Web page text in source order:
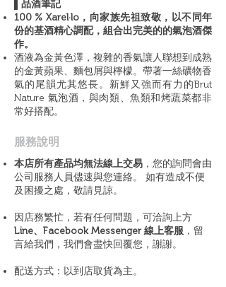
▌品酒筆記
100 % Xarel·lo，向家族先祖致敬，以不同年
份的基酒精心調配，組合出完美的的氣泡酒傑
作。
酒液為金黃色澤，複雜的香氣讓人聯想到成熟
的金黃蘋果、麵包屑與檸檬。帶著一絲礦物香
氣的尾韻尤其悠長。新鮮又強而有力的Brut
Nature 氣泡酒，與肉類、魚類和烤蔬菜都非
常好搭配。
​服務說明
本店所有產品均無法線上交易 ，您的詢問會由
公司服務人員儘速與您連絡。 如有造成不便
及困擾之處，敬請見諒。
因店務繁忙，若有任何問題，可洽詢上方
Line、Facebook Messenger 線上客服 ，留
言給我們，我們會盡快回覆您，謝謝。
配送方式：以到店取貨為主。